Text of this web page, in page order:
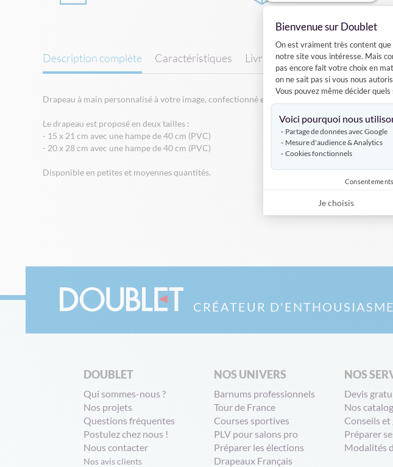
Bienvenue sur Doublet
Plateforme de
On est vraiment très content que
notre site vous intéresse. Mais
pas encore fait votre choix en
on ne sait pas si vous nous
Vous pouvez même décider
Voici pourquoi nous
Partage de données avec Google
Mesure d'audience & Analytics
Cookies fonctionnels
Je choisis
images
Description complète
Drapeau à main personnalisé à votre image, confectionné en papier recto-verso, (130gr/m²).
Le drapeau est proposé en deux tailles :
- 15 x 21 cm avec une hampe de 40 cm (PVC)
- 20 x 28 cm avec une hampe de 40 cm (PVC)
Disponible en petites et moyennes quantités.
Caractéristiques Livraison Avis clients
CRÉATEUR
DOUBLET
Qui sommes-nous ?
Nos projets
Questions fréquentes
Postulez chez nous !
Nous contacter
Nos avis clients
NOS UNIVERS
Barnums professionnels
Tour de France
Courses sportives
PLV pour salons pro
Préparer les élections
Drapeaux Français
NOS
Devis
Nos
Conseils et
Préparer
Modalités